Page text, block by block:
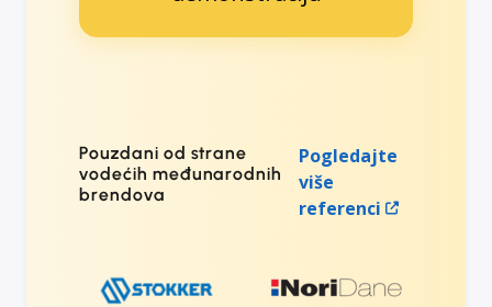
Pouzdani od strane
vodećih međunarodnih
brendova
Pogledajte
više
referenci